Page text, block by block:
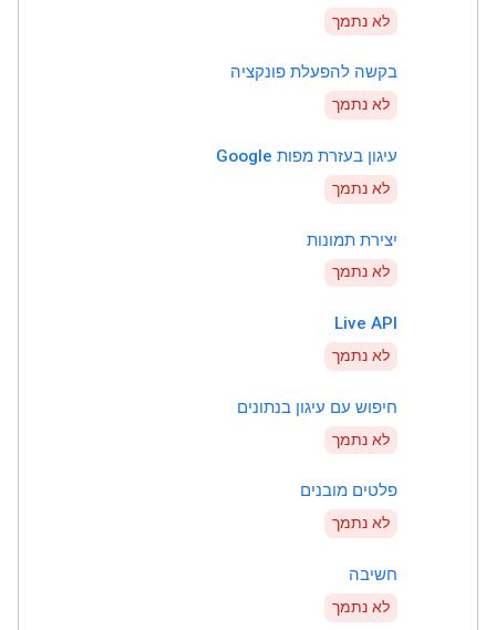
לא נתמך
בקשה להפעלת פונקציה
לא נתמך
עיגון בעזרת מפות Google
לא נתמך
יצירת תמונות
לא נתמך
Live API
לא נתמך
חיפוש עם עיגון בנתונים
לא נתמך
פלטים מובנים
לא נתמך
חשיבה
לא נתמך